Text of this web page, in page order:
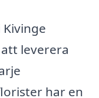
leverera
har en